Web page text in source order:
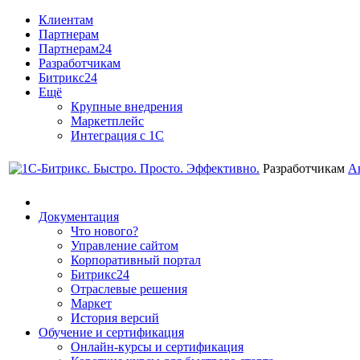
Клиентам
Партнерам
Партнерам24
Разработчикам
Битрикс24
Ещё
Крупные внедрения
Маркетплейс
Интеграция с 1С
Разработчикам
Документация
Что нового?
Управление сайтом
Корпоративный портал
Битрикс24
Отраслевые решения
Маркет
История версий
Обучение и сертификация
Онлайн-курсы и сертификация